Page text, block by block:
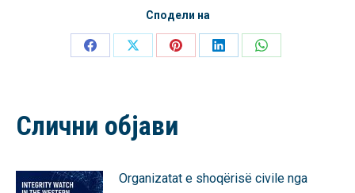
Сподели на
Share
Share
Share
Share
Share
Слични објави
Organizatat e shoqërisë civile nga